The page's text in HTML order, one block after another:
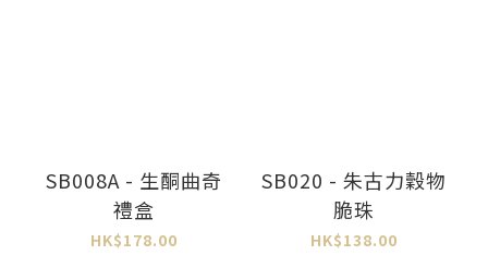
SB008A - 生酮曲奇
禮盒
HK$178.00
SB020 - 朱古力穀物
脆珠
HK$138.00